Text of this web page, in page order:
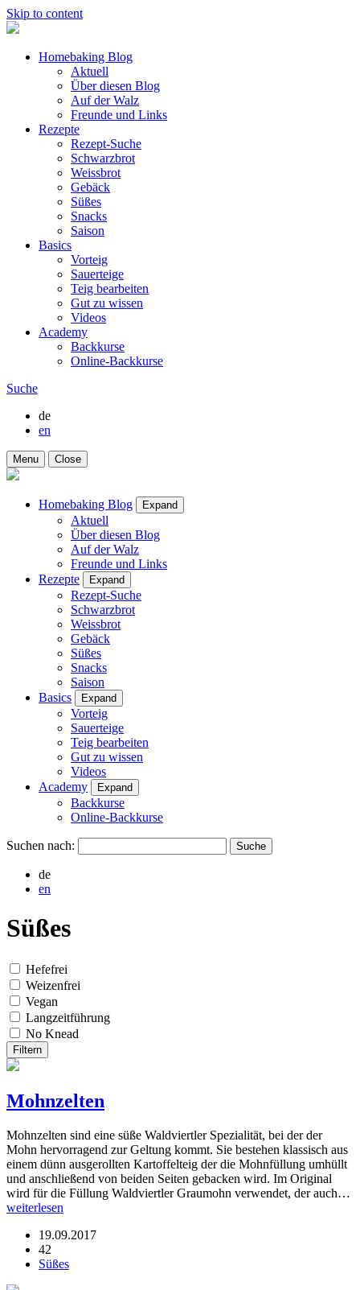
Skip to content
Homebaking Blog
Aktuell
Über diesen Blog
Auf der Walz
Freunde und Links
Rezepte
Rezept-Suche
Schwarzbrot
Weissbrot
Gebäck
Süßes
Snacks
Saison
Basics
Vorteig
Sauerteige
Teig bearbeiten
Gut zu wissen
Videos
Academy
Backkurse
Online-Backkurse
Suche
de
en
Menu Close
Homebaking Blog Expand
Aktuell
Über diesen Blog
Auf der Walz
Freunde und Links
Rezepte
Expand
Rezept-Suche
Schwarzbrot
Weissbrot
Gebäck
Süßes
Snacks
Saison
Basics
Expand
Vorteig
Sauerteige
Teig bearbeiten
Gut zu wissen
Videos
Academy
Expand
Backkurse
Online-Backkurse
Suchen nach:
de
en
Süßes
Hefefrei
Weizenfrei
Vegan
Langzeitführung
No Knead
Filtern
Mohnzelten
Mohnzelten sind eine süße Waldviertler Spezialität, bei der der
Mohn hervorragend zur Geltung kommt. Sie bestehen klassisch aus
einem dünn ausgerollten Kartoffelteig der die Mohnfüllung umhüllt
und anschließend von beiden Seiten gebacken wird. Im Original
wird für die Füllung Waldviertler Graumohn verwendet, der auch…
weiterlesen
19.09.2017
42
Süßes